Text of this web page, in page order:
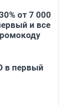
от 7 000
и все
в первый